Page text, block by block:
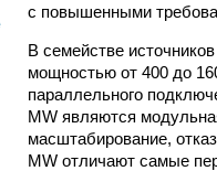
с повышенными
В семействе
мощностью от 400 до
параллельного
MW являются
масштабирование,
MW отличают самые